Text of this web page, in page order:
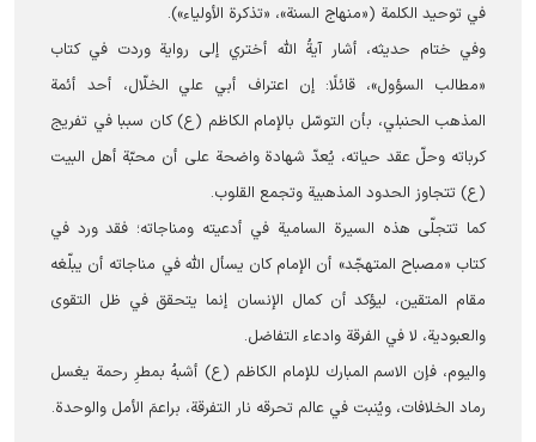
في توحيد الكلمة («منهاج السنة»، «تذكرة الأولياء»).
وفي ختام حديثه، أشار آيةُ الله أختري إلى رواية وردت في كتاب
«مطالب السؤول»، قائلًا: إن اعتراف أبي علي الخلّال، أحد أئمة
المذهب الحنبلي، بأن التوسّل بالإمام الكاظم (ع) كان سببا في تفريج
كرباته وحلّ عقد حياته، يُعدّ شهادة واضحة على أن محبّة أهل البيت
(ع) تتجاوز الحدود المذهبية وتجمع القلوب.
كما تتجلّى هذه السيرة السامية في أدعيته ومناجاته؛ فقد ورد في
كتاب «مصباح المتهجّد» أن الإمام كان يسأل الله في مناجاته أن يبلّغه
مقام المتقين، ليؤكد أن كمال الإنسان إنما يتحقق في ظل التقوى
والعبودية، لا في الفرقة وادعاء التفاضل.
واليوم، فإن الاسم المبارك للإمام الكاظم (ع) أشبهُ بمطرِ رحمة يغسل
رماد الخلافات، ويُنبت في عالم تحرقه نار التفرقة، براعمَ الأمل والوحدة.